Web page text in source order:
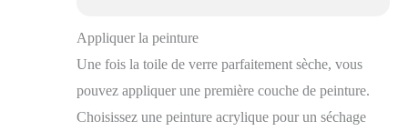
Appliquer la peinture
Une fois la toile de verre parfaitement sèche, vous
pouvez appliquer une première couche de peinture.
Choisissez une peinture acrylique pour un séchage